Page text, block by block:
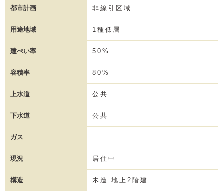
都市計画 非線引区域
用途地域 1種低層
建ぺい率 50%
容積率 80%
上水道 公共
下水道 公共
ガス
現況 居住中
構造 木造 地上2階建